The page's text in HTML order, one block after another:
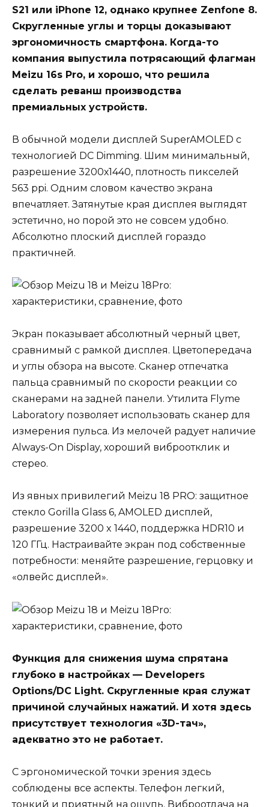
S21 или iPhone 12, однако крупнее Zenfone 8.
Скругленные углы и торцы доказывают
эргономичность смартфона. Когда-то
компания выпустила потрясающий флагман
Meizu 16s Pro, и хорошо, что решила
сделать реванш производства
премиальных устройств.
В обычной модели дисплей SuperAMOLED с
технологией DC Dimming. Шим минимальный,
разрешение 3200х1440, плотность пикселей
563 ppi. Одним словом качество экрана
впечатляет. Затянутые края дисплея выглядят
эстетично, но порой это не совсем удобно.
Абсолютно плоский дисплей гораздо
практичней.
Экран показывает абсолютный черный цвет,
сравнимый с рамкой дисплея. Цветопередача
и углы обзора на высоте. Сканер отпечатка
пальца сравнимый по скорости реакции со
сканерами на задней панели. Утилита Flyme
Laboratory позволяет использовать сканер для
измерения пульса. Из мелочей радует наличие
Always-On Display, хороший виброотклик и
стерео.
Из явных привилегий Meizu 18 PRO: защитное
стекло Gorilla Glass 6, AMOLED дисплей,
разрешение 3200 x 1440, поддержка HDR10 и
120 ГГц. Настраивайте экран под собственные
потребности: меняйте разрешение, герцовку и
«олвейс дисплей».
Функция для снижения шума спрятана
глубоко в настройках — Developers
Options/DC Light. Скругленные края служат
причиной случайных нажатий. И хотя здесь
присутствует технология «3D-тач»,
адекватно это не работает.
С эргономической точки зрения здесь
соблюдены все аспекты. Телефон легкий,
тонкий и приятный на ощупь. Виброотдача на